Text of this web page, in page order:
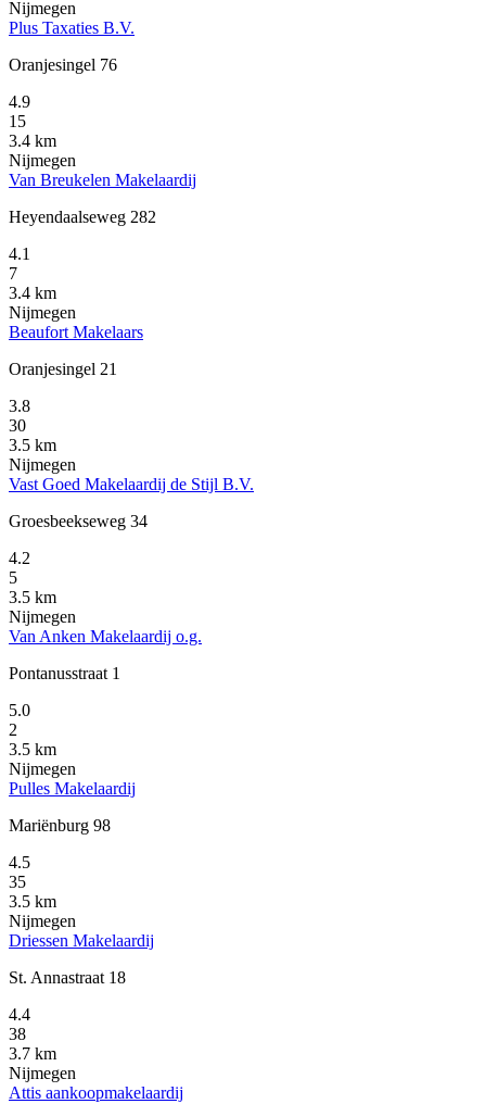
Nijmegen
Plus Taxaties B.V.
Oranjesingel 76
4.9
15
3.4 km
Nijmegen
Van Breukelen Makelaardij
Heyendaalseweg 282
4.1
7
3.4 km
Nijmegen
Beaufort Makelaars
Oranjesingel 21
3.8
30
3.5 km
Nijmegen
Vast Goed Makelaardij de Stijl B.V.
Groesbeekseweg 34
4.2
5
3.5 km
Nijmegen
Van Anken Makelaardij o.g.
Pontanusstraat 1
5.0
2
3.5 km
Nijmegen
Pulles Makelaardij
Mariënburg 98
4.5
35
3.5 km
Nijmegen
Driessen Makelaardij
St. Annastraat 18
4.4
38
3.7 km
Nijmegen
Attis aankoopmakelaardij